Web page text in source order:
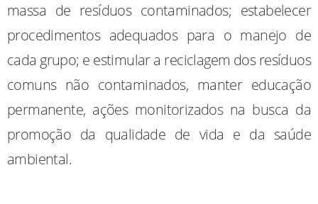
massa de resíduos contaminados; estabelecer
procedimentos adequados para o manejo de
cada grupo; e estimular a reciclagem dos resíduos
comuns não contaminados, manter educação
permanente, ações monitorizados na busca da
promoção da qualidade de vida e da saúde
ambiental.